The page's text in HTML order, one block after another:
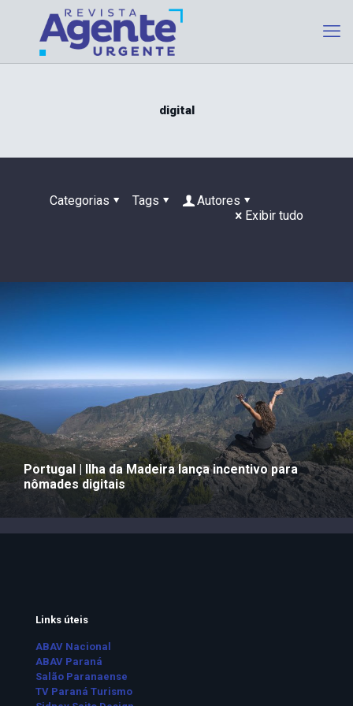
digital
Categorias Tags
Autores
Exibir tudo
Portugal | Ilha da Madeira lança incentivo para
nômades digitais
Links úteis
ABAV Nacional
ABAV Paraná
Salão Paranaense
TV Paraná Turismo